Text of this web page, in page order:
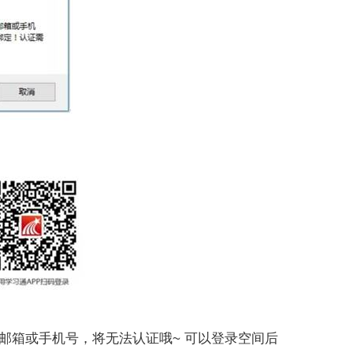
箱或手机号，将无法认证哦~ 可以登录空间后